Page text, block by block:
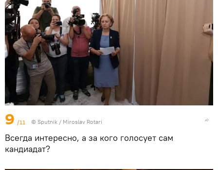
9 /11 © Sputnik / Miroslav Rotari
Всегда интересно, а за кого голосует сам
кандиадат?